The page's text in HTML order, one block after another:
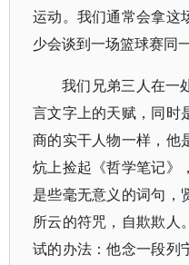
运动。我们通常会拿这
少会谈到一场篮球赛同
我们兄弟三人在一
言文字上的天赋，同时
商的实干人物一样，他
炕上捡起《哲学笔记》
是些毫无意义的词句，
所云的符咒，自欺欺人
试的办法：他念一段列